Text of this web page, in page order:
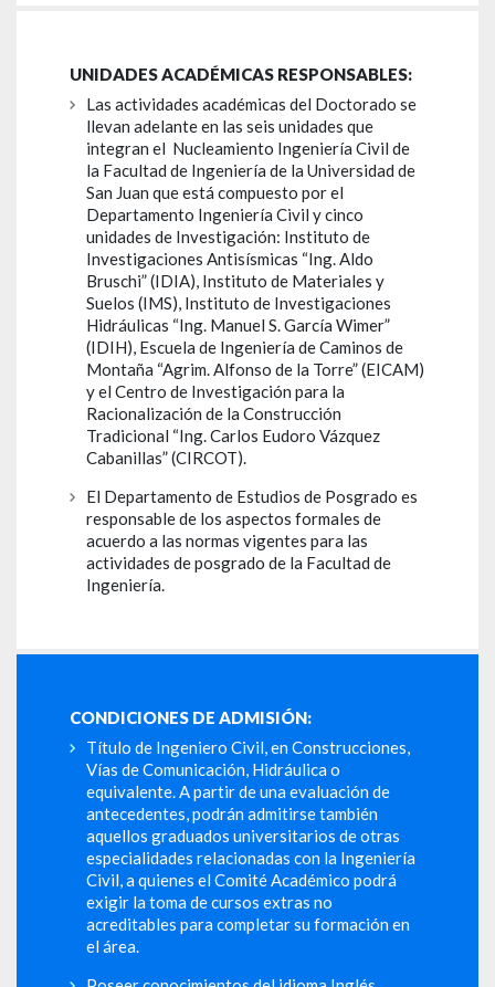
UNIDADES ACADÉMICAS RESPONSABLES:
Las actividades académicas del Doctorado se
llevan adelante en las seis unidades que
integran el Nucleamiento Ingeniería Civil de
la Facultad de Ingeniería de la Universidad de
San Juan que está compuesto por el
Departamento Ingeniería Civil y cinco
unidades de Investigación: Instituto de
Investigaciones Antisísmicas “Ing. Aldo
Bruschi” (IDIA), Instituto de Materiales y
Suelos (IMS), Instituto de Investigaciones
Hidráulicas “Ing. Manuel S. García Wimer”
(IDIH), Escuela de Ingeniería de Caminos de
Montaña “Agrim. Alfonso de la Torre” (EICAM)
y el Centro de Investigación para la
Racionalización de la Construcción
Tradicional “Ing. Carlos Eudoro Vázquez
Cabanillas” (CIRCOT).
El Departamento de Estudios de Posgrado es
responsable de los aspectos formales de
acuerdo a las normas vigentes para las
actividades de posgrado de la Facultad de
Ingeniería.
CONDICIONES DE ADMISIÓN:
Título de Ingeniero Civil, en Construcciones,
Vías de Comunicación, Hidráulica o
equivalente. A partir de una evaluación de
antecedentes, podrán admitirse también
aquellos graduados universitarios de otras
especialidades relacionadas con la Ingeniería
Civil, a quienes el Comité Académico podrá
exigir la toma de cursos extras no
acreditables para completar su formación en
el área.